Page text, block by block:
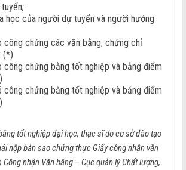
;
học của người dự tuyển và người hướng
công chứng các văn bằng, chứng chỉ
(*)
công chứng bằng tốt nghiệp và bảng điểm
công chứng bằng tốt nghiệp và bảng điểm
tốt nghiệp đại học, thạc sĩ do cơ sở đào tạo
nộp bản sao chứng thực Giấy công nhận văn
Công nhận Văn bằng – Cục quản lý Chất lượng,